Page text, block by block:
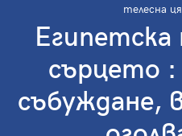
телесна
Египетска
сърцето
събуждане,